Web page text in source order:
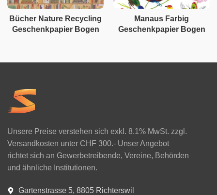
Bücher Nature Recycling
Geschenkpapier Bogen
Manaus Farbig
Geschenkpapier Bogen
Unsere Preise verstehen sich exkl. 8.1% MwSt. zzgl.
Versandkosten unter CHF 300.- Unser Angebot
richtet sich an Gewerbetreibende, Vereine, Behörden
und ähnliche Institutionen.
Gartenstrasse 5, 8805 Richterswil